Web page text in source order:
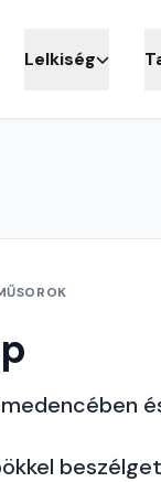
Lelkiség